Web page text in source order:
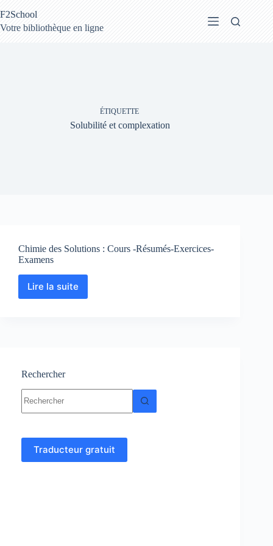
au
contenu
F2School
Votre bibliothèque en ligne
ÉTIQUETTE
Solubilité et complexation
Chimie des Solutions : Cours -Résumés-Exercices-
Examens
Lire la suite
Chimie
Exercices-
Rechercher
résultat
Traducteur gratuit